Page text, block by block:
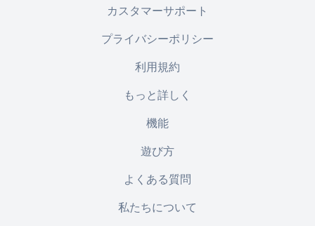
カスタマーサポート
プライバシーポリシー
利用規約
もっと詳しく
機能
遊び方
よくある質問
私たちについて